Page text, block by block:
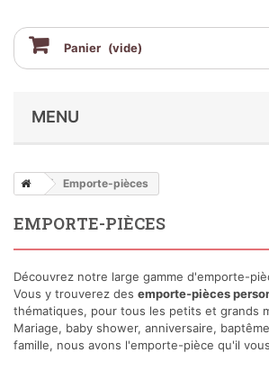
Panier (vide)
MENU
Emporte-pièces
EMPORTE-PIÈCES
Découvrez notre large gamme d'emporte-
Vous y trouverez des emporte-pièces
thématiques, pour tous les petits et grands
Mariage, baby shower, anniversaire,
famille, nous avons l'emporte-pièce qu'il